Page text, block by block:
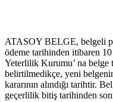
ATASOY BELGE, belgeli
ödeme tarihinden itibaren
Yeterlilik Kurumu’ na
belirtilmedikçe, yeni
kararının alındığı tarihtir.
geçerlilik bitiş tarihinden